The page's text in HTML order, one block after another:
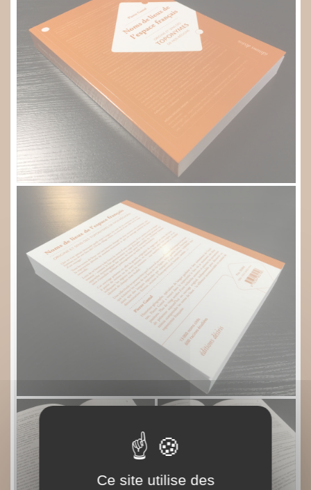
Ce site utilise des